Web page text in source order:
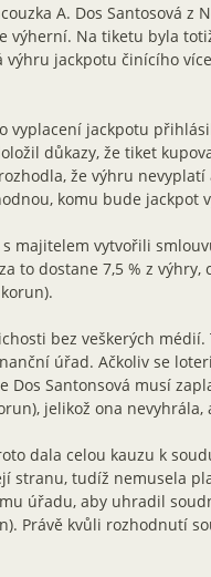
A. Dos Santosová z
výherní. Na tiketu byla
výhru jackpotu činícího
vyplacení jackpotu
důkazy, že tiket
že výhru
komu bude jackpot
majitelem vytvořili
to dostane 7,5 % z výhry,
bez veškerých médií.
úřad. Ačkoliv se
Dos Santonsová musí
jelikož ona nevyhrála,
dala celou kauzu k
stranu, tudíž nemusela
úřadu, aby uhradil
Právě kvůli rozhodnutí